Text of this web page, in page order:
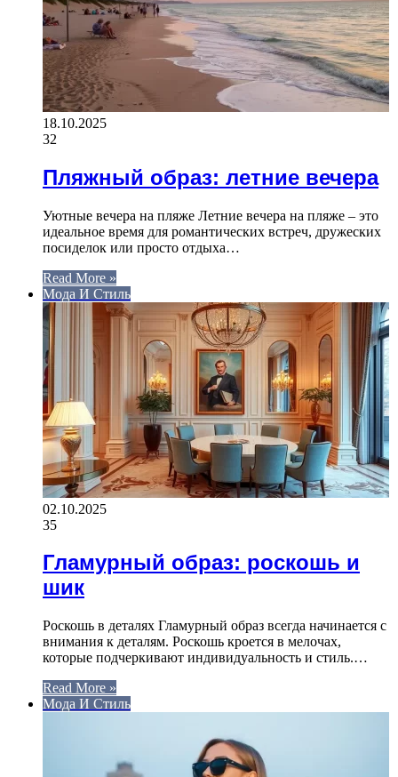
18.10.2025
32
Пляжный образ: летние вечера
Уютные вечера на пляже Летние вечера на пляже – это
идеальное время для романтических встреч, дружеских
посиделок или просто отдыха…
Read More »
Мода И Стиль
02.10.2025
35
Гламурный образ: роскошь и
шик
Роскошь в деталях Гламурный образ всегда начинается с
внимания к деталям. Роскошь кроется в мелочах,
которые подчеркивают индивидуальность и стиль.…
Read More »
Мода И Стиль